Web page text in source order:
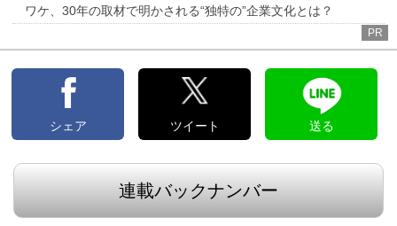
ワケ、30年の取材で明かされる“独特の”企業文化とは？
PR
シェア ツイート 送る
連載バックナンバー